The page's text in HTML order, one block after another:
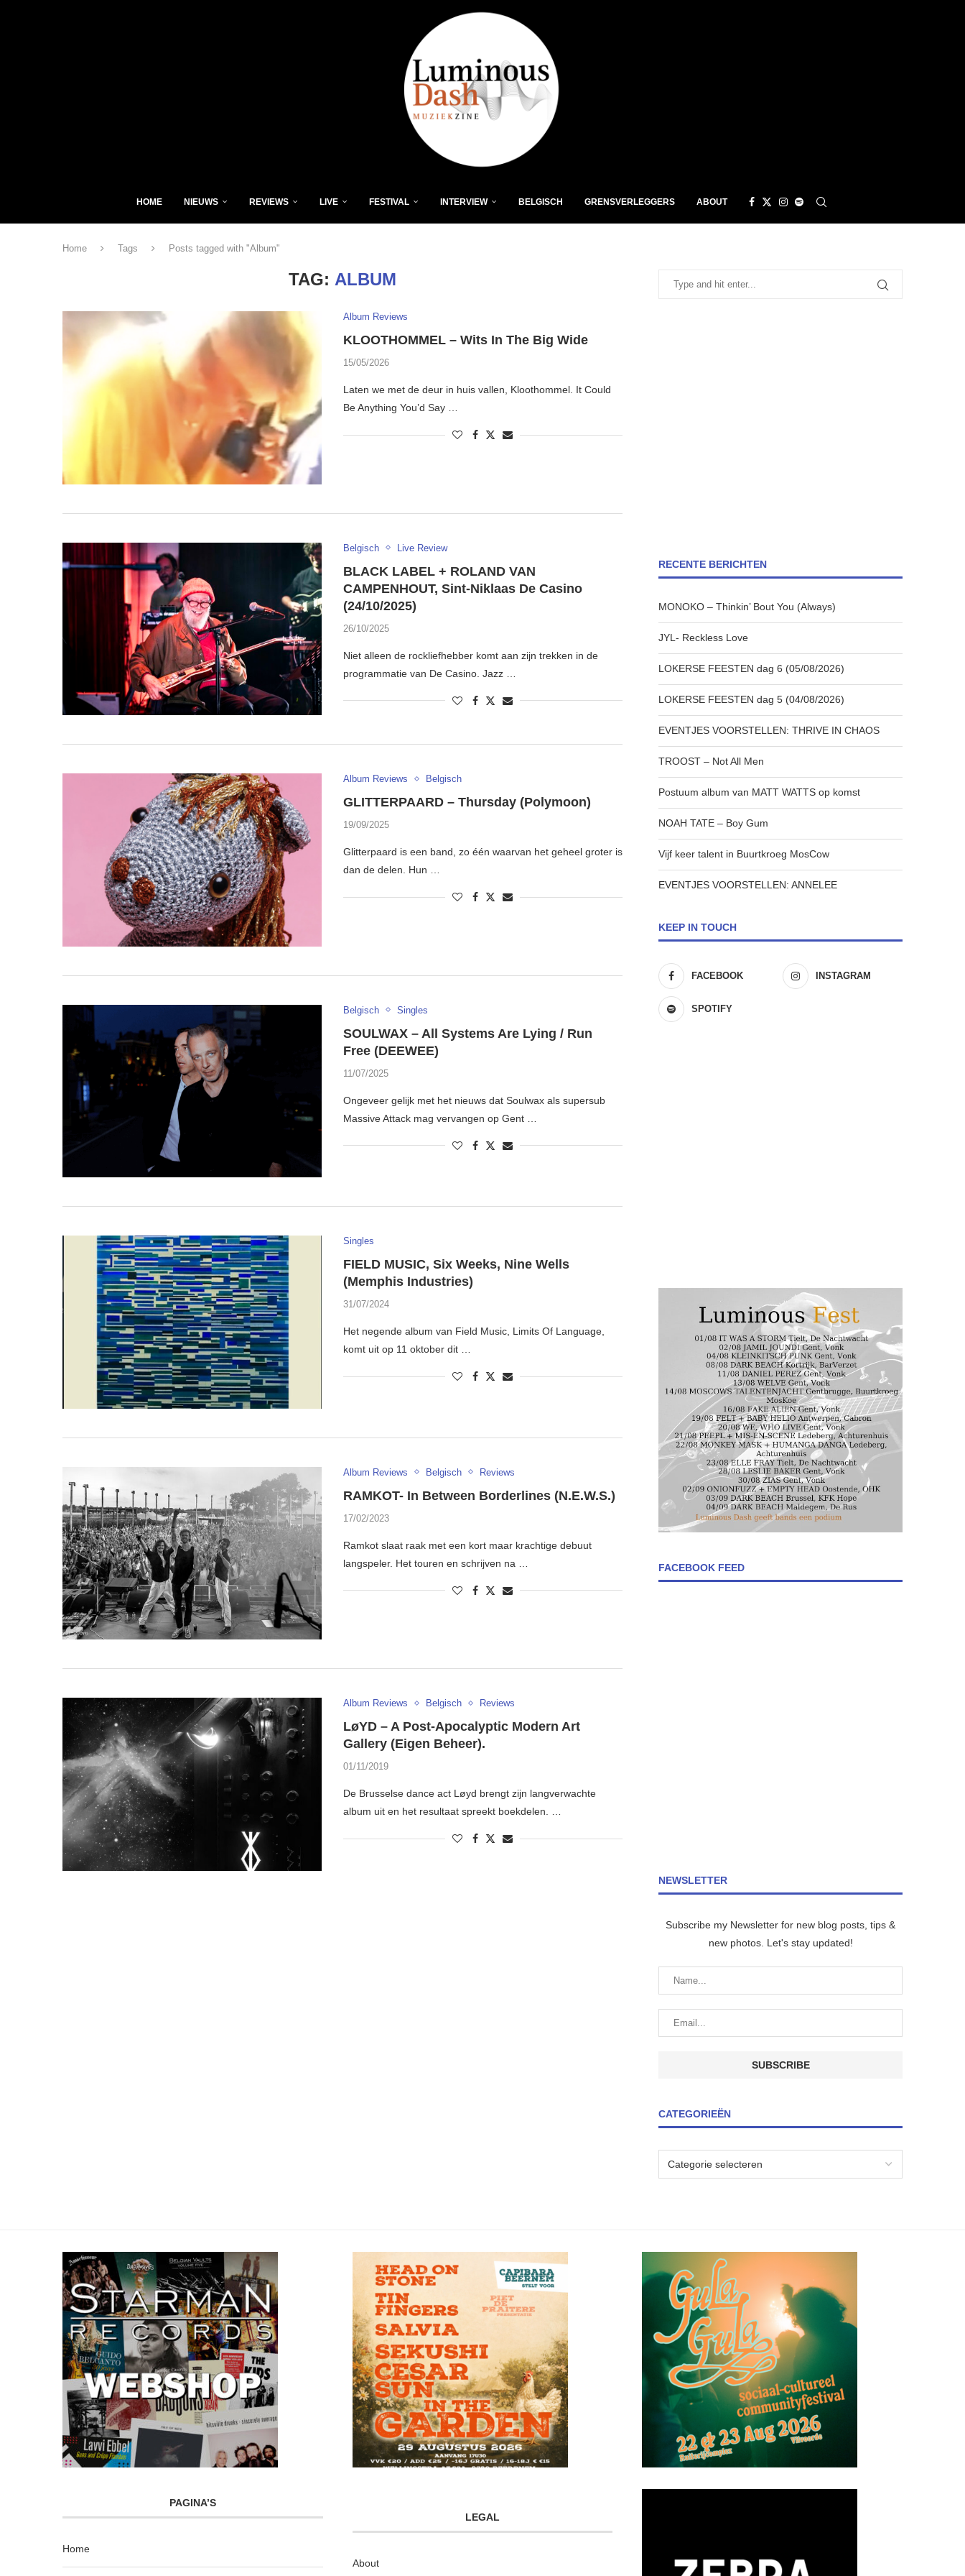
HOME NIEUWS REVIEWS LIVE FESTIVAL INTERVIEW BELGISCH GRENSVERLEGGERS ABOUT
Home Tags Posts tagged with "Album"
TAG: ALBUM
Album Reviews
KLOOTHOMMEL – Wits In The Big Wide
15/05/2026
Laten we met de deur in huis vallen, Kloothommel. It Could
Be Anything You’d Say …
Belgisch Live Review
BLACK LABEL + ROLAND VAN
CAMPENHOUT, Sint-Niklaas De Casino
(24/10/2025)
26/10/2025
Niet alleen de rockliefhebber komt aan zijn trekken in de
programmatie van De Casino. Jazz …
Album Reviews Belgisch
GLITTERPAARD – Thursday (Polymoon)
19/09/2025
Glitterpaard is een band, zo één waarvan het geheel groter is
dan de delen. Hun …
Belgisch Singles
SOULWAX – All Systems Are Lying / Run
Free (DEEWEE)
11/07/2025
Ongeveer gelijk met het nieuws dat Soulwax als supersub
Massive Attack mag vervangen op Gent …
Singles
FIELD MUSIC, Six Weeks, Nine Wells
(Memphis Industries)
31/07/2024
Het negende album van Field Music, Limits Of Language,
komt uit op 11 oktober dit …
Album Reviews Belgisch Reviews
RAMKOT- In Between Borderlines (N.E.W.S.)
17/02/2023
Ramkot slaat raak met een kort maar krachtige debuut
langspeler. Het touren en schrijven na …
Album Reviews Belgisch Reviews
LøYD – A Post-Apocalyptic Modern Art
Gallery (Eigen Beheer).
01/11/2019
De Brusselse dance act Løyd brengt zijn langverwachte
album uit en het resultaat spreekt boekdelen. …
RECENTE BERICHTEN
MONOKO – Thinkin’ Bout You (Always)
JYL- Reckless Love
LOKERSE FEESTEN dag 6 (05/08/2026)
LOKERSE FEESTEN dag 5 (04/08/2026)
EVENTJES VOORSTELLEN: THRIVE IN CHAOS
TROOST – Not All Men
Postuum album van MATT WATTS op komst
NOAH TATE – Boy Gum
Vijf keer talent in Buurtkroeg MosCow
EVENTJES VOORSTELLEN: ANNELEE
KEEP IN TOUCH
FACEBOOK INSTAGRAM
SPOTIFY
FACEBOOK FEED
NEWSLETTER
Subscribe my Newsletter for new blog posts, tips &
new photos. Let's stay updated!
CATEGORIEËN
PAGINA’S
Home
LEGAL
About